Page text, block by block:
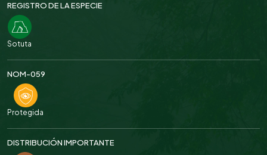
REGISTRO DE LA ESPECIE
Sotuta
NOM-059
Protegida
DISTRIBUCIÓN IMPORTANTE